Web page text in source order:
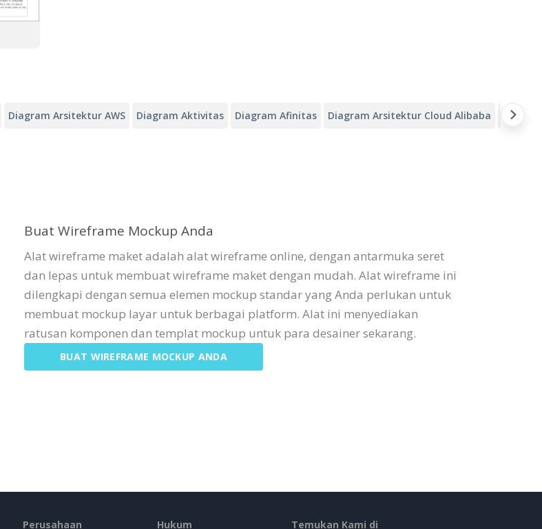
Diagram Arsitektur AWS Diagram Aktivitas Diagram Afinitas Diagram Arsitektur Cloud Alibaba
Buat Wireframe Mockup Anda
Alat wireframe maket adalah alat wireframe online, dengan antarmuka seret
dan lepas untuk membuat wireframe maket dengan mudah. Alat wireframe ini
dilengkapi dengan semua elemen mockup standar yang Anda perlukan untuk
membuat mockup layar untuk berbagai platform. Alat ini menyediakan
ratusan komponen dan templat mockup untuk para desainer sekarang.
BUAT WIREFRAME MOCKUP ANDA
Perusahaan Hukum Temukan Kami di